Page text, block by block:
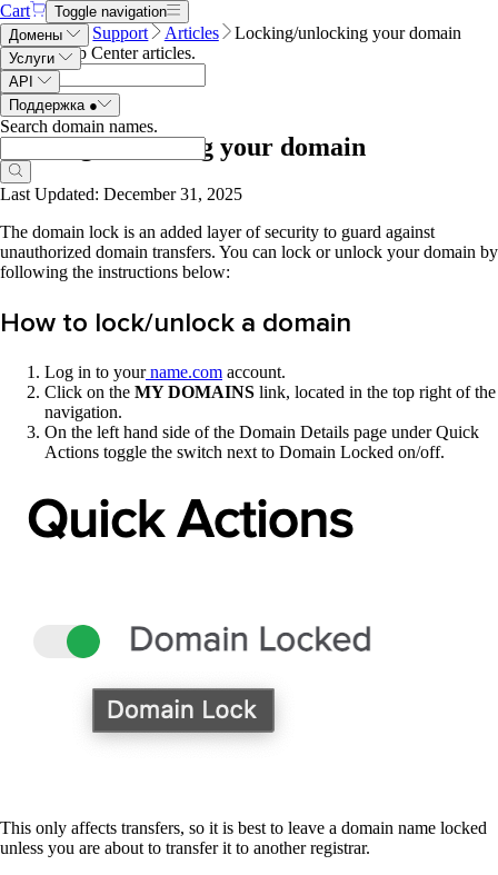
Cart
Toggle navigation
Домены
Услуги
API
Поддержка ●
Search domain names.
Name.com Support Articles
Locking/unlocking your domain
Search Help Center articles.
Locking/unlocking your domain
Last Updated: December 31, 2025
The domain lock is an added layer of security to guard against
unauthorized domain transfers. You can lock or unlock your domain by
following the instructions below:
How to lock/unlock a domain
Log in to yourname.com account.
Click on the MY DOMAINS link, located in the top right of the
navigation.
On the left hand side of the Domain Details page under Quick
Actions toggle the switch next to Domain Locked on/off.
This only affects transfers, so it is best to leave a domain name locked
unless you are about to transfer it to another registrar.